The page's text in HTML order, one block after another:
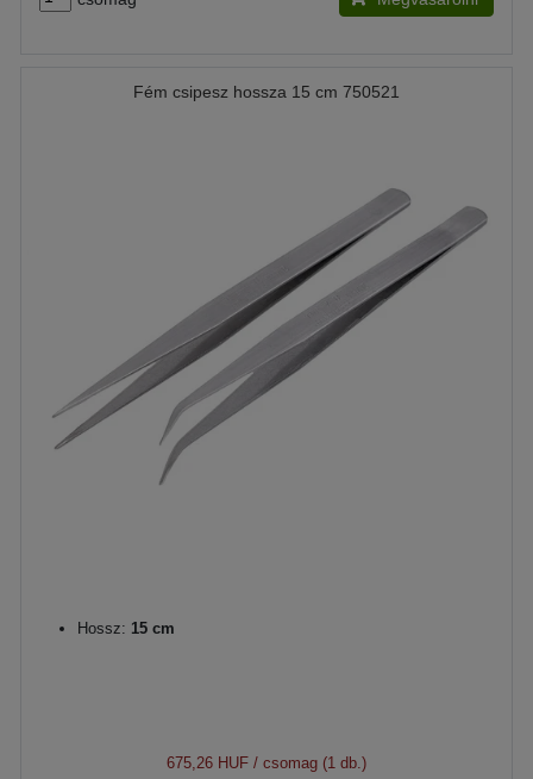
Fém csipesz hossza 15 cm 750521
Hossz: 15 cm
675,26 HUF / csomag (1 db.)